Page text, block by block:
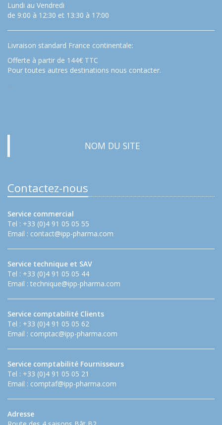
Lundi au Vendredi
de 9:00 à 12:30 et 13:30 à 17:00
Livraison standard France continentale:
Offerte à partir de 144€ TTC
Pour toutes autres destinations nous contacter.
…
NOM DU SITE
Contactez-nous
Service commercial
Tel : +33 (0)4 91 05 05 55
Email : contact@ipp-pharma.com
Service technique et SAV
Tel : +33 (0)4 91 05 05 44
Email : technique@ipp-pharma.com
Service comptabilité Clients
Tel : +33 (0)4 91 05 05 62
Email : comptac@ipp-pharma.com
Service comptabilité Fournisseurs
Tel : +33 (0)4 91 05 05 21
Email : comptaf@ipp-pharma.com
Adresse